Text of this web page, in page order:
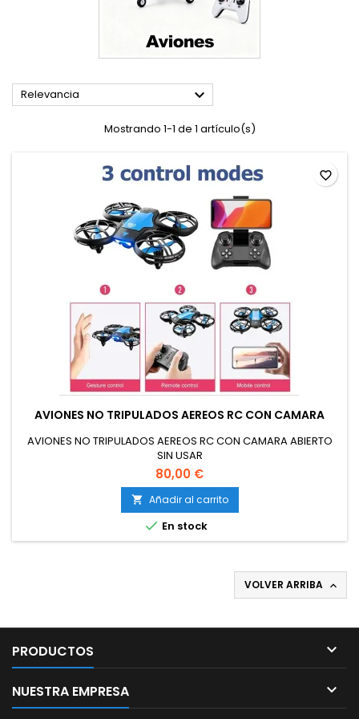
Relevancia 
Mostrando 1-1 de 1 artículo(s)
AVIONES NO TRIPULADOS AEREOS RC CON CAMARA
AVIONES NO TRIPULADOS AEREOS RC CON CAMARA ABIERTO
SIN USAR
80,00 €
 Añadir al carrito
 En stock
favorite_border
VOLVER ARRIBA 
PRODUCTOS 
NUESTRA EMPRESA 